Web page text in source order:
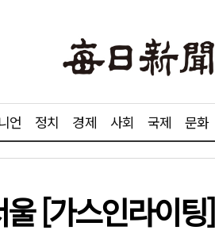
언 정치 경제 사회 국제 문화
[가스인라이팅]